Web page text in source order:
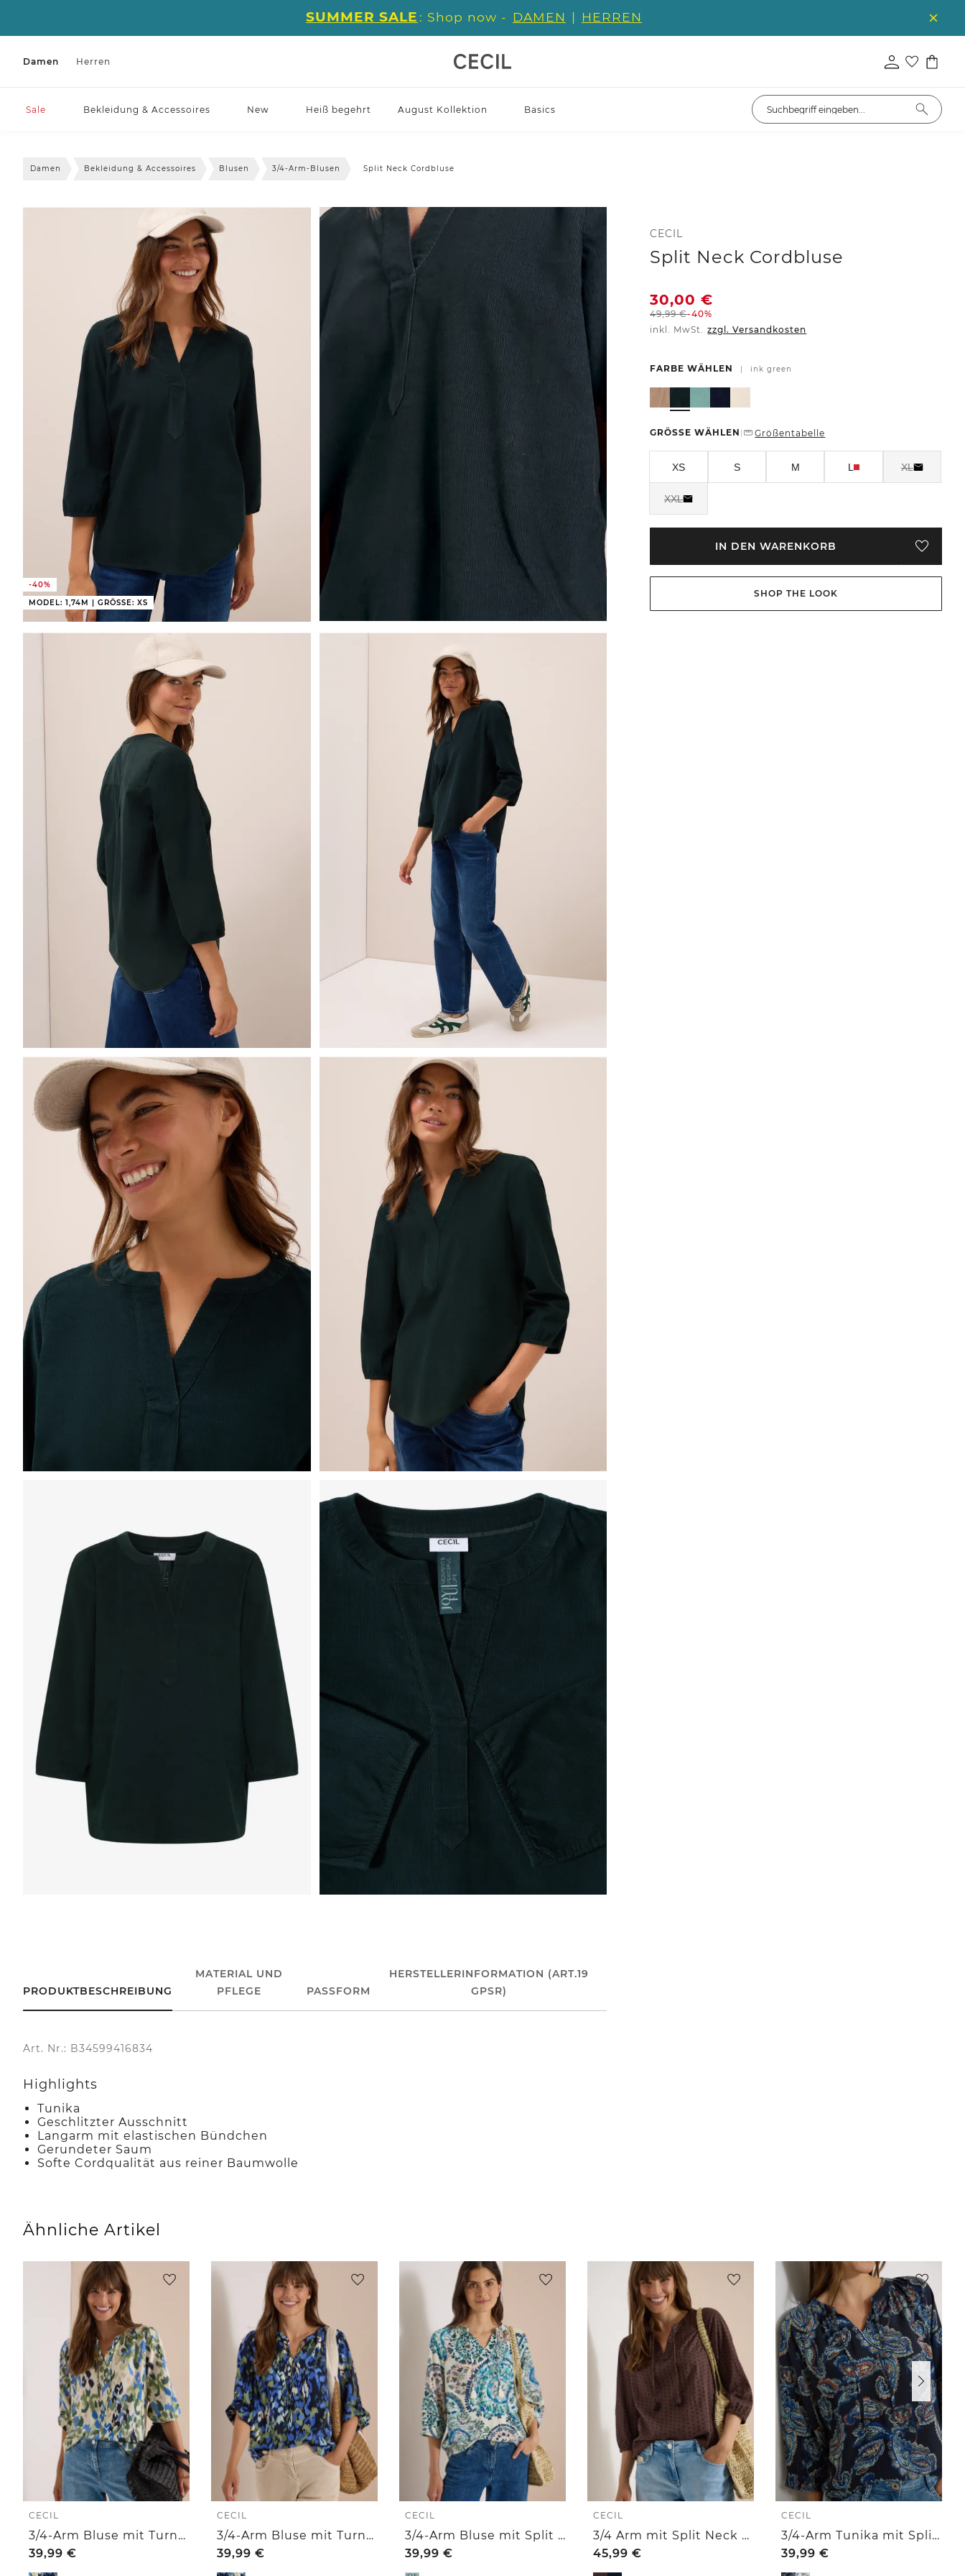
SUMMER SALE : Shop now - DAMEN | HERREN
Damen Herren
Sale Bekleidung & Accessoires New Heiß begehrt August Kollektion Basics
Damen Bekleidung & Accessoires Blusen 3/4-Arm-Blusen Split Neck Cordbluse
-40%
MODEL: 1,74M | GRÖSSE: XS
CECIL
Split Neck Cordbluse
30,00€
49,99€-40%
inkl. MwSt. zzgl. Versandkosten
FARBE WÄHLEN | ink green
GRÖSSE WÄHLEN | Größentabelle
XS S M L XL
XXL
IN DEN WARENKORB
SHOP THE LOOK
PRODUKTBESCHREIBUNG
MATERIAL UND
PFLEGE
PASSFORM
HERSTELLERINFORMATION (ART.19
GPSR)
Art. Nr.: B34599416834
Highlights
Tunika
Geschlitzter Ausschnitt
Langarm mit elastischen Bündchen
Gerundeter Saum
Softe Cordqualität aus reiner Baumwolle
Ähnliche Artikel
CECIL
3/4-Arm Bluse mit Turn-Up und Print
39,99 €
CECIL
3/4-Arm Bluse mit Turn-Up und Print
39,99 €
CECIL
3/4-Arm Bluse mit Split Neck und Print
39,99 €
CECIL
3/4 Arm mit Split Neck und Struktur
45,99 €
CECIL
3/4-Arm Tunika mit Split Neck und Print
39,99 €